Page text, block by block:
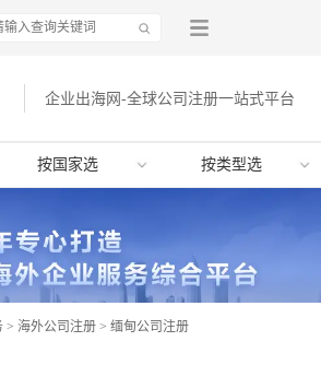
企业出海网-全球公司注册一站式平台
按国家选 按类型选
> 海外公司注册 > 缅甸公司注册